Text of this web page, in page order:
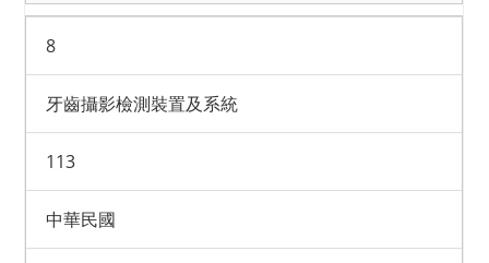
8
牙齒攝影檢測裝置及系統
113
中華民國